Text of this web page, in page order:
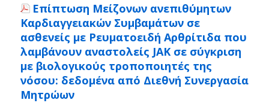
Επίπτωση Μείζονων ανεπιθύμητων
Καρδιαγγειακών Συμβαμάτων σε
ασθενείς με Ρευματοειδή Αρθρίτιδα που
λαμβάνουν αναστολείς JAK σε σύγκριση
με βιολογικούς τροποποιητές της
νόσου: δεδομένα από Διεθνή Συνεργασία
Μητρώων